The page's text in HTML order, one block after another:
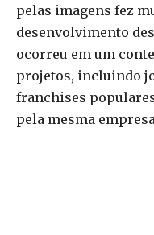
pelas imagens fez
desenvolvimento
ocorreu em um
projetos, incluindo
franchises
pela mesma